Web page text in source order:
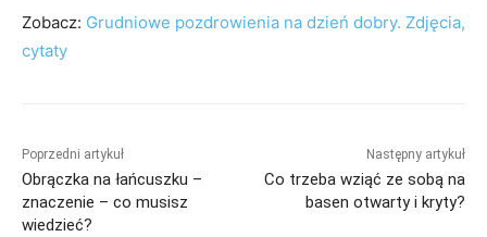
Zobacz: Grudniowe pozdrowienia na dzień dobry. Zdjęcia,
cytaty
Poprzedni artykuł
Obrączka na łańcuszku –
znaczenie – co musisz
wiedzieć?
Następny artykuł
Co trzeba wziąć ze sobą na
basen otwarty i kryty?